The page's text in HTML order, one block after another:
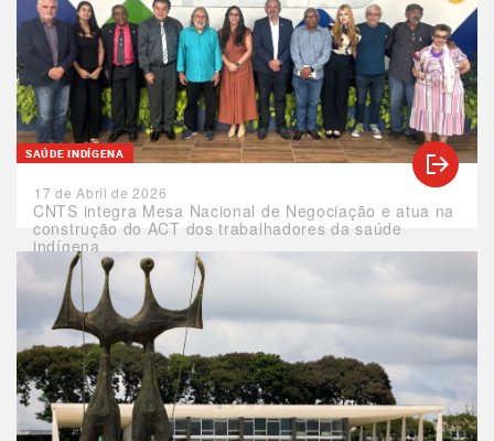
CNTS integra Mesa Nacional de Negociação e atua na
construção do ACT dos trabalhadores da saúde
indígena
SAÚDE INDÍGENA
17 de Abril de 2026